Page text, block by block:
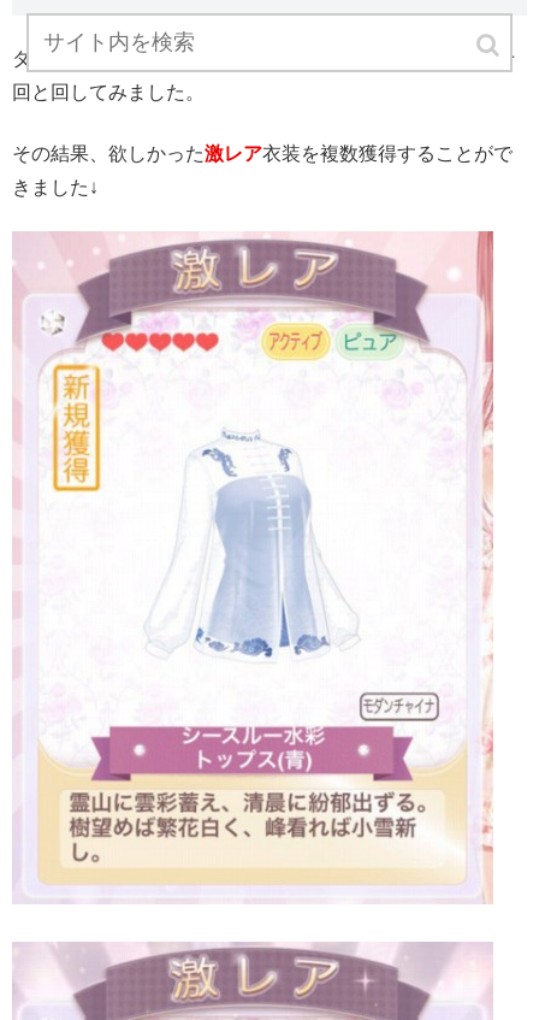
ダイヤを無料で大量に入手できたので、10回ガチャを何十
回と回してみました。
その結果、欲しかった激レア衣装を複数獲得することがで
きました↓